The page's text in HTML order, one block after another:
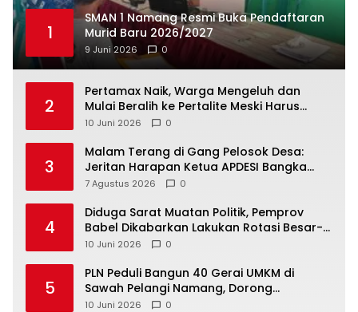
1
SMAN 1 Namang Resmi Buka Pendaftaran
Murid Baru 2026/2027
9 Juni 2026 0
2
‎Pertamax Naik, Warga Mengeluh dan
Mulai Beralih ke Pertalite Meski Harus
10 Juni 2026 0
3
Malam Terang di Gang Pelosok Desa:
Jeritan Harapan Ketua APDESI Bangka
Tengah untuk PLN Babel
7 Agustus 2026 0
4
‎Diduga Sarat Muatan Politik, Pemprov
Babel Dikabarkan Lakukan Rotasi Besar-
10 Juni 2026 0
5
‎PLN Peduli Bangun 40 Gerai UMKM di
Sawah Pelangi Namang, Dorong
10 Juni 2026 0